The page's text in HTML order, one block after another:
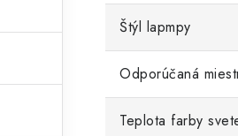
Štýl lapmpy
Odporúčaná
Teplota farby